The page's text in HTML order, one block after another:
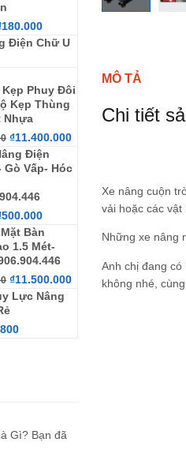
180.000
Điện Chữ U
Kẹp Phuy Đôi
Kẹp Thùng
Nhựa
₫11.400.000
Điện
Gò Vấp- Hóc
500.000
Bàn
1.5 Mét-
₫11.500.000
Lực Nâng
Gì? Bạn đã
MÔ TẢ
Chi tiết
Xe nâng cuộn
vải hoặc các vật
Những xe nâng
Anh chị đang
không nhé,